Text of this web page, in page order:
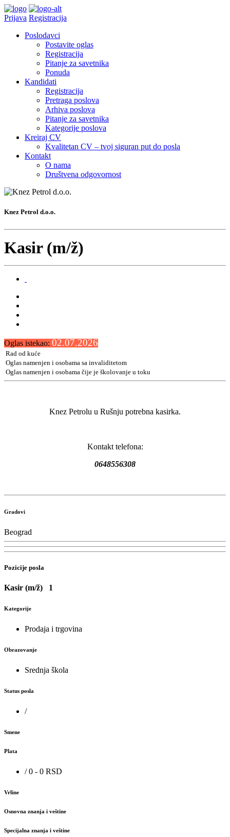
Prijava Registracija
Poslodavci
Postavite oglas
Registracija
Pitanje za savetnika
Ponuda
Kandidati
Registracija
Pretraga poslova
Arhiva poslova
Pitanje za savetnika
Kategorije poslova
Kreiraj CV
Kvalitetan CV – tvoj siguran put do posla
Kontakt
O nama
Društvena odgovornost
Knez Petrol d.o.o.
Kasir (m/ž)
Oglas istekao: 02.07.2026
Rad od kuće
Oglas namenjen i osobama sa invaliditetom
Oglas namenjen i osobama čije je školovanje u toku
Knez Petrolu u Rušnju potrebna kasirka.
Kontakt telefona:
0648556308
Gradovi
Beograd
Pozicije posla
Kasir (m/ž) 1
Kategorije
Prodaja i trgovina
Obrazovanje
Srednja škola
Status posla
/
Smene
Plata
/ 0 - 0 RSD
Vrline
Osnovna znanja i veštine
Specijalna znanja i veštine